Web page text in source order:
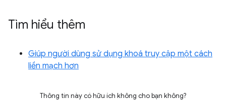
Tìm hiểu thêm
Giúp người dùng sử dụng khoá truy cập một cách
liền mạch hơn
Thông tin này có hữu ích không cho bạn không?